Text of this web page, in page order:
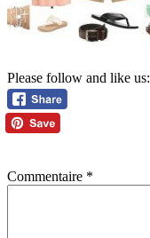
Please follow and like us:
Commentaire *